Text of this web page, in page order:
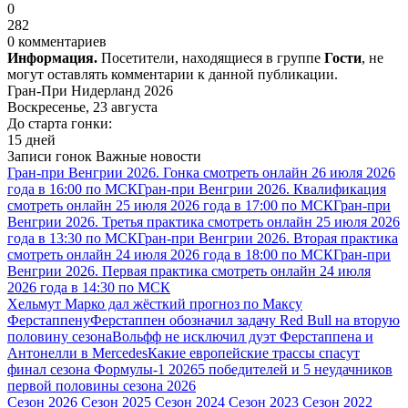
0
282
0 комментариев
Информация. Посетители, находящиеся в группе Гости, не
могут оставлять комментарии к данной публикации.
Гран-При Нидерланд 2026
Воскресенье, 23 августа
До старта гонки:
15 дней
Записи гонок Важные новости
Гран-при Венгрии 2026. Гонка смотреть онлайн 26 июля 2026
года в 16:00 по МСКГран-при Венгрии 2026. Квалификация
смотреть онлайн 25 июля 2026 года в 17:00 по МСКГран-при
Венгрии 2026. Третья практика смотреть онлайн 25 июля 2026
года в 13:30 по МСКГран-при Венгрии 2026. Вторая практика
смотреть онлайн 24 июля 2026 года в 18:00 по МСКГран-при
Венгрии 2026. Первая практика смотреть онлайн 24 июля
2026 года в 14:30 по МСК
Хельмут Марко дал жёсткий прогноз по Максу
ФерстаппенуФерстаппен обозначил задачу Red Bull на вторую
половину сезонаВольфф не исключил дуэт Ферстаппена и
Антонелли в MercedesКакие европейские трассы спасут
финал сезона Формулы-1 20265 победителей и 5 неудачников
первой половины сезона 2026
Сезон 2026 Сезон 2025 Сезон 2024 Сезон 2023 Сезон 2022